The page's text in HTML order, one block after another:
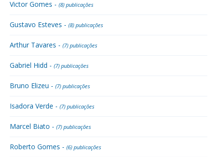
Victor Gomes - (8) publicações
Gustavo Esteves - (8) publicações
Arthur Tavares - (7) publicações
Gabriel Hidd - (7) publicações
Bruno Elizeu - (7) publicações
Isadora Verde - (7) publicações
Marcel Biato - (7) publicações
Roberto Gomes - (6) publicações